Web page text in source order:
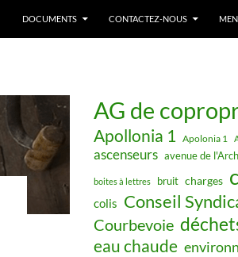
DOCUMENTS CONTACTEZ-NOUS
AG de
Apollonia 1 Apolonia 1
ascenseurs avenue de
boites à lettres bruit charges
colis Conseil
Courbevoie
eau chaude